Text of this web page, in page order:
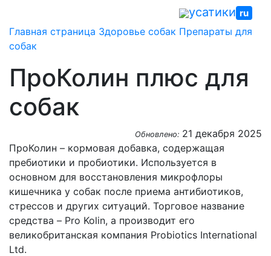
content
усатики ru
Главная страница Здоровье собак Препараты для
собак
ПроКолин плюс для
собак
Обновлено: 21 декабря 2025
ПроКолин – кормовая добавка, содержащая
пребиотики и пробиотики. Используется в
основном для восстановления микрофлоры
кишечника у собак после приема антибиотиков,
стрессов и других ситуаций. Торговое название
средства – Pro Kolin, а производит его
великобританская компания Probiotics International
Ltd.